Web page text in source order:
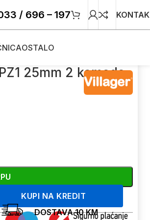
/ 696 – 197
OSTALO
25mm 2 komada
KUPI NA KREDIT
DOSTAVA 10 KM